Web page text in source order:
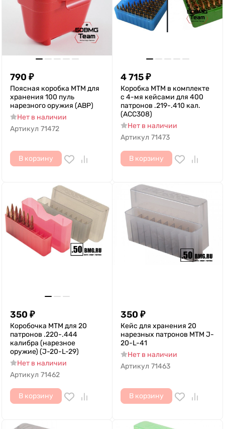
790 ₽
Поясная коробка MTM для
хранения 100 пуль
нарезного оружия (ABP)
Нет в наличии
Артикул 71472
В корзину
4 715₽
Коробка MTM в комплекте
с 4-мя кейсами для 400
патронов .219-.410 кал.
(ACC308)
Нет в наличии
Артикул 71473
В корзину
350 ₽
Коробочка MTM для 20
патронов .220-.444
калибра (нарезное
оружие) (J-20-L-29)
Нет в наличии
Артикул 71462
В корзину
350 ₽
Кейс для хранения 20
нарезных патронов MTM J-
20-L-41
Нет в наличии
Артикул 71463
В корзину